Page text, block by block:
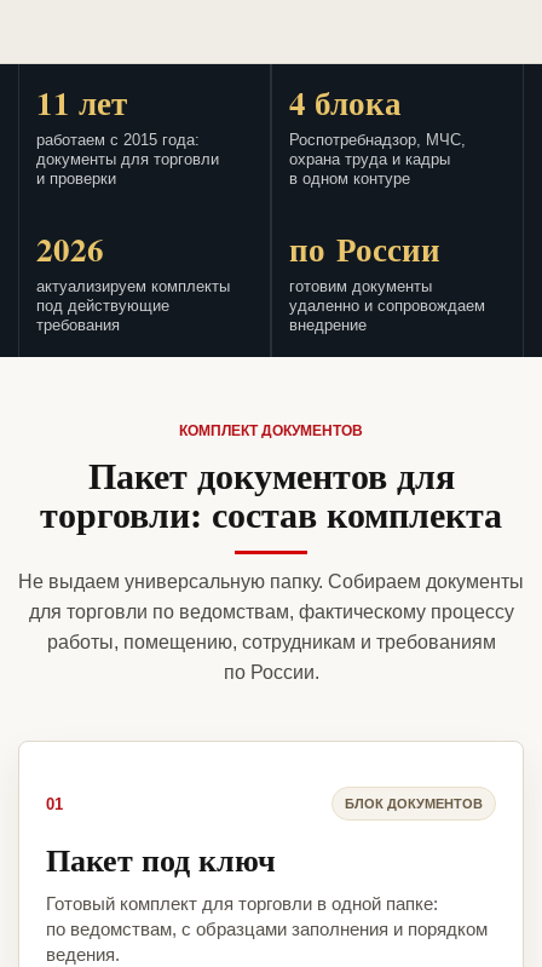
11 лет
работаем с 2015 года:
документы для торговли
и проверки
4 блока
Роспотребнадзор, МЧС,
охрана труда и кадры
в одном контуре
2026
актуализируем комплекты
под действующие
требования
по России
готовим документы
удаленно и сопровождаем
внедрение
КОМПЛЕКТ ДОКУМЕНТОВ
Пакет документов для
торговли: состав комплекта
Не выдаем универсальную папку. Собираем документы
для торговли по ведомствам, фактическому процессу
работы, помещению, сотрудникам и требованиям
по России.
01 БЛОК ДОКУМЕНТОВ
Пакет под ключ
Готовый комплект для торговли в одной папке:
по ведомствам, с образцами заполнения и порядком
ведения.